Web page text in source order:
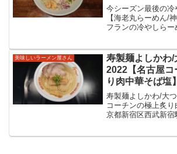
やしらーめん＋
噌に貝出汁とサ
ラーメン、桜え
きました。
今シーズン最後の冷
【海老丸らーめん/
フランの冷やしら
味し限定をいただい
丸らーめん/神...
美味しいラーメン屋さん
寿製麺よしかわ/
2022【名古屋コ
り肉中華そば塩
西武新宿駅 大
まで出店の埼玉
いるお店です。
ンをいただきま
寿製麺よしかわ/大
コーチンの極上炙
京都新宿区西武新宿